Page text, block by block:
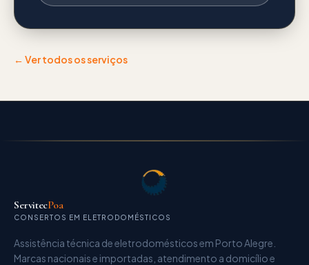
← Ver todos os serviços
ServitecPoa
CONSERTOS EM ELETRODOMÉSTICOS
Assistência técnica de eletrodomésticosem Porto Alegre.
Marcas nacionais e importadas, atendimento a domicílio e